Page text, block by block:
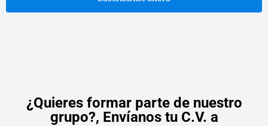
¿Quieres formar parte de nuestro
grupo?, Envíanos tu C.V. a